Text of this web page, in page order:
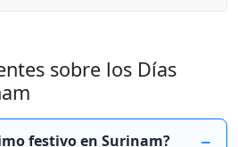
sobre los Días
festivo en Surinam?